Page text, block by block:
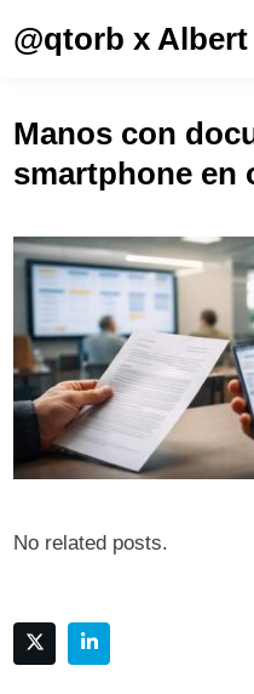
@qtorb x Albert
Manos con
smartphone en
No related posts.